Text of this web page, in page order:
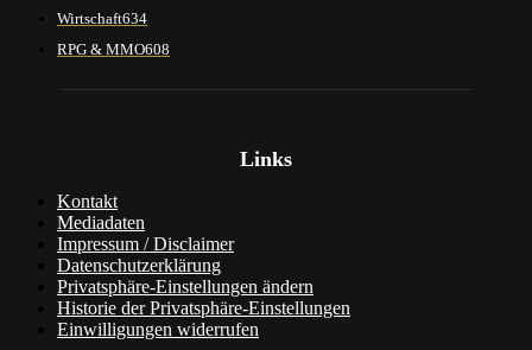
Wirtschaft634
RPG & MMO608
Links
Kontakt
Mediadaten
Impressum / Disclaimer
Datenschutzerklärung
Privatsphäre-Einstellungen ändern
Historie der Privatsphäre-Einstellungen
Einwilligungen widerrufen